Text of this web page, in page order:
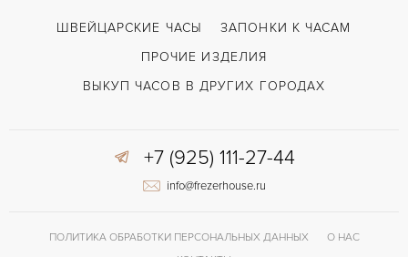
ВОЗМОЖНОСТИ ДОСТАВКИ
ЦВЕТ БРАСЛЕТА
ШВЕЙЦАРСКИЕ ЧАСЫ
ЗАПОНКИ К ЧАСАМ
ПРОЧИЕ ИЗДЕЛИЯ
ВЫКУП ЧАСОВ В ДРУГИХ ГОРОДАХ
+7 (925) 111-27-44
info@frezerhouse.ru
ПОЛИТИКА ОБРАБОТКИ ПЕРСОНАЛЬНЫХ ДАННЫХ
О НАС